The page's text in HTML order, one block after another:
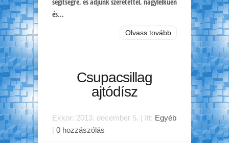
és...
Olvass tovább
Csupacsillag
ajtódísz
Ekkor: 2013. december 5. | Itt: Egyéb
| 0 hozzászólás